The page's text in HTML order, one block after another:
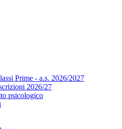
Prime - a.s. 2026/2027
2026/27
psicologico